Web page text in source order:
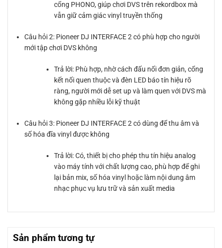
cổng PHONO, giúp chơi DVS trên rekordbox mà
vẫn giữ cảm giác vinyl truyền thống
Câu hỏi 2: Pioneer DJ INTERFACE 2 có phù hợp cho người
mới tập chơi DVS không
Trả lời: Phù hợp, nhờ cách đấu nối đơn giản, cổng
kết nối quen thuộc và đèn LED báo tín hiệu rõ
ràng, người mới dễ set up và làm quen với DVS mà
không gặp nhiều lỗi kỹ thuật
Câu hỏi 3: Pioneer DJ INTERFACE 2 có dùng để thu âm và
số hóa đĩa vinyl được không
Trả lời: Có, thiết bị cho phép thu tín hiệu analog
vào máy tính với chất lượng cao, phù hợp để ghi
lại bản mix, số hóa vinyl hoặc làm nội dung âm
nhạc phục vụ lưu trữ và sản xuất media
Sản phẩm tương tự